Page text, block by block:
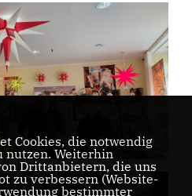
Cookies, die notwendig
nutzen. Weiterhin
Drittanbietern, die uns
zu verbessern (Website-
bestimmter